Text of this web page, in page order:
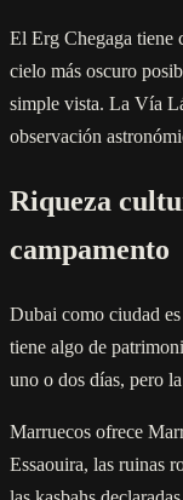
El Erg Chegaga tiene
cielo más oscuro
simple vista. La Vía
observación
Riqueza
campamento
Dubai como ciudad
tiene algo de
uno o dos días, pero
Marruecos ofrece
Essaouira, las ruinas